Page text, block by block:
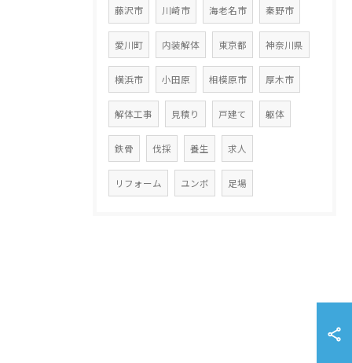
藤沢市 川崎市 海老名市 秦野市
愛川町 内装解体 東京都 神奈川県
横浜市 小田原 相模原市 厚木市
解体工事 見積り 戸建て 躯体
鉄骨 伐採 養生 求人
リフォーム ユンボ 足場